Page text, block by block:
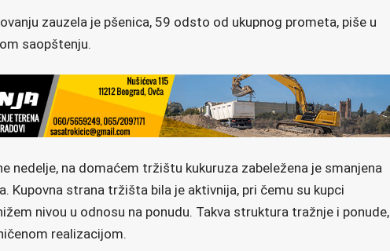
zauzela je pšenica, 59 odsto od ukupnog prometa, piše u
saopštenju.
nedelje, na domaćem tržištu kukuruza zabeležena je smanjena
Kupovna strana tržišta bila je aktivnija, pri čemu su kupci
nivou u odnosu na ponudu. Takva struktura tražnje i ponude,
realizacijom.